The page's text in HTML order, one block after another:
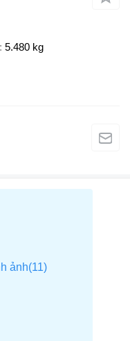
5.480 kg